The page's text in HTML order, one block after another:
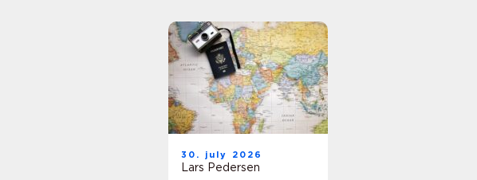
30. july 2026
Lars Pedersen